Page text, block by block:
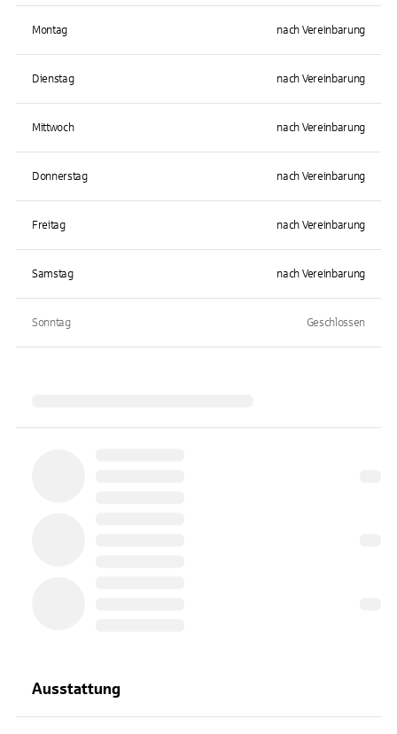
Montag nach Vereinbarung
Dienstag nach Vereinbarung
Mittwoch nach Vereinbarung
Donnerstag nach Vereinbarung
Freitag nach Vereinbarung
Samstag nach Vereinbarung
Sonntag Geschlossen
Ausstattung